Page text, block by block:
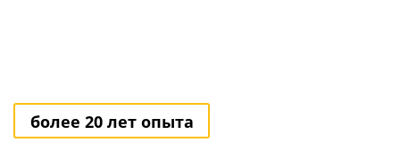
более 20 лет опыта